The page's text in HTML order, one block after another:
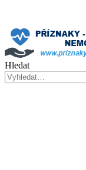
Hledat